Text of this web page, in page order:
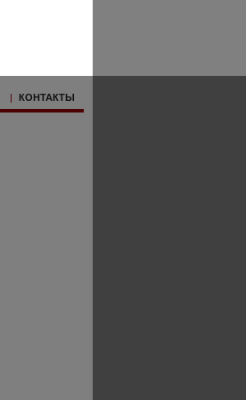
| КОНТАКТЫ